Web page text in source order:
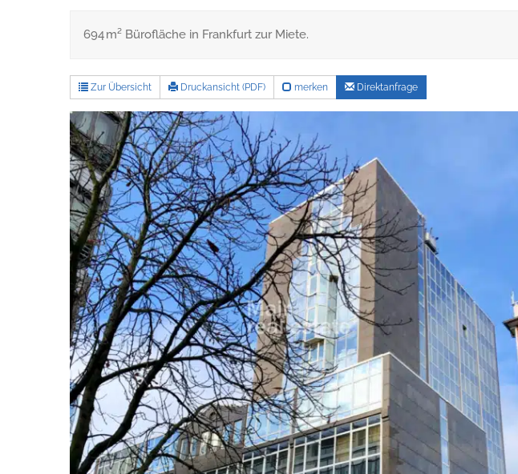
694 m² Bürofläche in Frankfurt zur Miete.
Zur Übersicht Druckansicht (PDF) merken Direktanfrage